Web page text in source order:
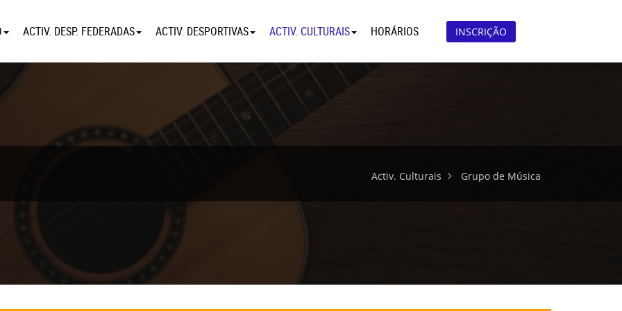
ACTIV. DESP. FEDERADAS ACTIV. DESPORTIVAS ACTIV. CULTURAIS HORÁRIOS INSCRIÇÃO
Activ. Culturais Grupo de Música